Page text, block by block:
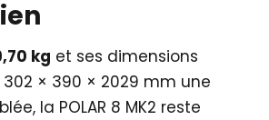
kg et ses dimensions
× 390 × 2029 mm une
la POLAR 8 MK2 reste